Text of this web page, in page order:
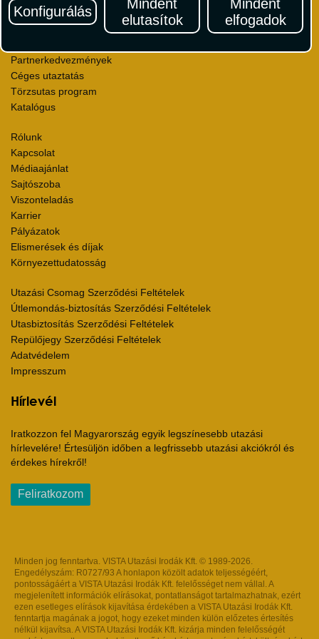
Konfigurálás
Mindent
elutasítok
Mindent
elfogadok
Autóbérlés
Utazási utalványok
Partnerkedvezmények
Céges utaztatás
Törzsutas program
Katalógus
Rólunk
Kapcsolat
Médiaajánlat
Sajtószoba
Viszonteladás
Karrier
Pályázatok
Elismerések és díjak
Környezettudatosság
Utazási Csomag Szerződési Feltételek
Útlemondás-biztosítás Szerződési Feltételek
Utasbiztosítás Szerződési Feltételek
Repülőjegy Szerződési Feltételek
Adatvédelem
Impresszum
Hírlevél
Iratkozzon fel Magyarország egyik legszínesebb utazási
hírlevelére! Értesüljön időben a legfrissebb utazási akciókról és
érdekes hírekről!
Feliratkozom
Minden jog fenntartva. VISTA Utazási Irodák Kft. © 1989-2026.
Engedélyszám: R0727/93 A honlapon közölt adatok teljességéért,
pontosságáért a VISTA Utazási Irodák Kft. felelősséget nem vállal. A
megjelenített információk elírásokat, pontatlanságot tartalmazhatnak, ezért
ezen esetleges elírások kijavítása érdekében a VISTA Utazási Irodák Kft.
fenntartja magának a jogot, hogy ezeket minden külön előzetes értesítés
nélkül kijavítsa. A VISTA Utazási Irodák Kft. kizárja minden felelősségét